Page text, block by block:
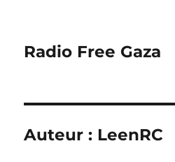
Radio Free Gaza
Auteur : LeenRC